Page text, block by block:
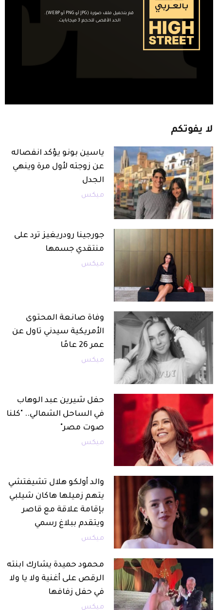
قم بتحميل ملف صورة (JPG أو PNG أو WEBP).
الحد الأقصى للحجم: 3 ميجابايت.
لا يفوتكم
ياسين بونو يؤكد انفصاله
عن زوجته لأول مرة وينهي
الجدل
ميكس
جورجينا رودريغيز ترد على
منتقدي جسمها
ميكس
وفاة صانعة المحتوى
الأمريكية سيدني تاول عن
عمر 26 عامًا
ميكس
حفل شيرين عبد الوهاب
في الساحل الشمالي.. "كلنا
صوت مصر"
ميكس
والد أولكو هلال تشيفتشي
يتهم زميلها هاكان شيلبي
بإقامة علاقة مع قاصر
ويتقدم ببلاغ رسمي
ميكس
محمود حميدة يشارك ابنته
الرقص على أغنية ولا يا ولا
في حفل زفافها
ميكس